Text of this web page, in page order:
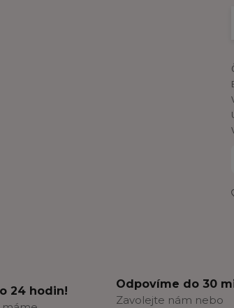
24 hodin!
Odpovíme do 30
Zavolejte nám nebo